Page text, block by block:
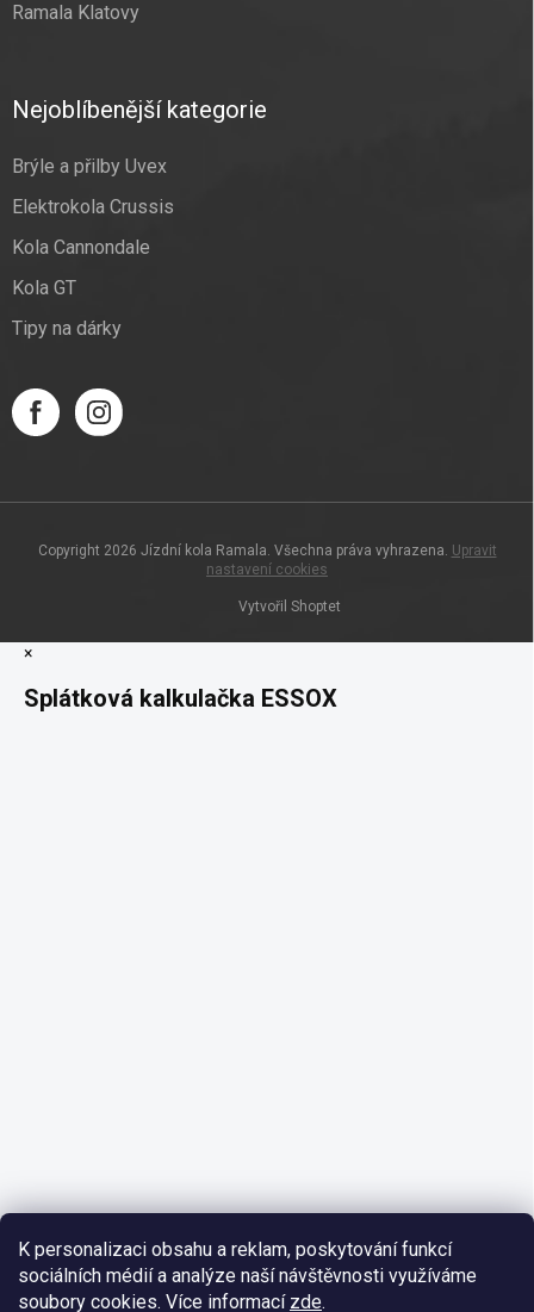
K personalizaci obsahu a reklam, poskytování funkcí
sociálních médií a analýze naší návštěvnosti využíváme
soubory cookies. Více informací zde.
Ramala Klatovy
Nejoblíbenější kategorie
Brýle a přilby Uvex
Elektrokola Crussis
Kola Cannondale
Kola GT
Tipy na dárky
Vytvořil Shoptet
Copyright 2026 Jízdní kola Ramala. Všechna práva vyhrazena. Upravit
nastavení cookies
×
Splátková kalkulačka ESSOX